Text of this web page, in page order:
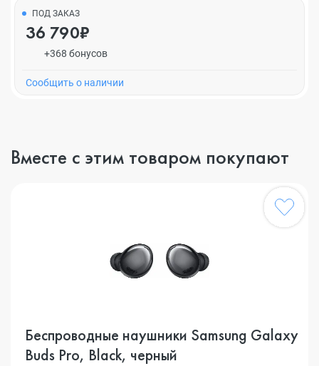
ПОД ЗАКАЗ
36 790₽
+368 бонусов
Cообщить о наличии
Вместе с этим товаром покупают
Беспроводные наушники Samsung Galaxy
Buds Pro, Black, черный